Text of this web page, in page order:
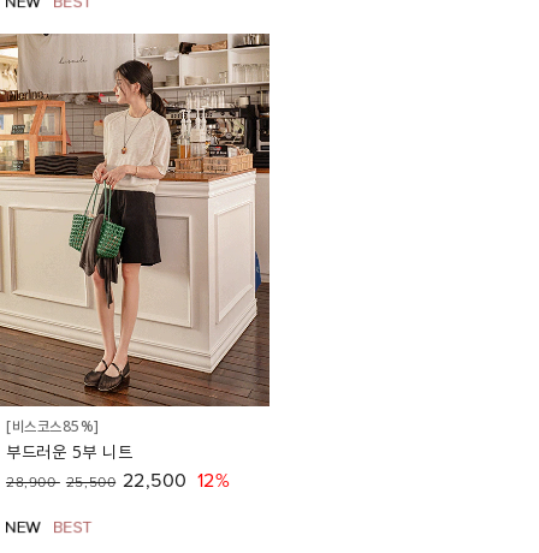
[비스코스85%]
부드러운 5부 니트
28,900 25,500 22,500 12%